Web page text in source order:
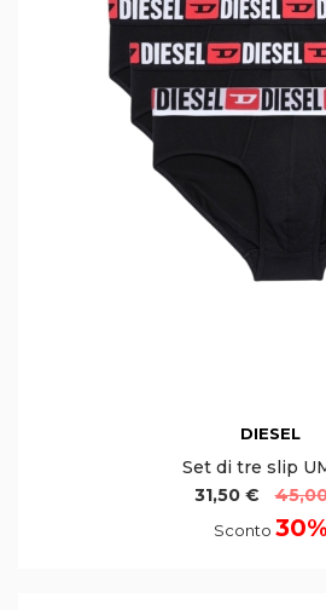
DIESEL
Set di tre slip
31,50 €
Sconto 30%